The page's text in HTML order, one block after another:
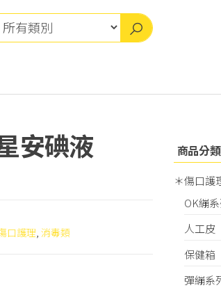
安碘液
口護理, 消毒類
商品分類
＊傷口護
OK繃
人工皮
保健箱
彈繃系